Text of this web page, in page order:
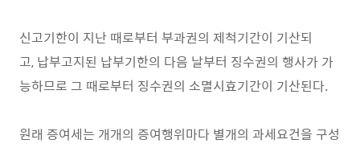
신고기한이 지난 때로부터 부과권의 제척기간이 기산되
고, 납부고지된 납부기한의 다음 날부터 징수권의 행사가 가
능하므로 그 때로부터 징수권의 소멸시효기간이 기산된다.
원래 증여세는 개개의 증여행위마다 별개의 과세요건을 구성